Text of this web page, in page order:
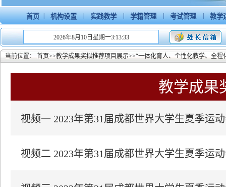
首页 | 机构设置 | 实践教学 | 学籍管理 | 考试管理 | 教学
2026年8月10日星期一3:13:33
当前位置： 首页>>教学成果奖拟推荐项目展示>>“一体化育人、个性化教学、全程
教学成果
视频一 2023年第31届成都世界大学生夏季运
视频二 2023年第31届成都世界大学生夏季运